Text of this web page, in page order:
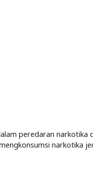
peredaran narkotika
narkotika